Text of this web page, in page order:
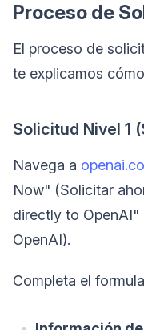
Proceso de
El proceso de
te explicamos
Solicitud Nivel 1
Navega a
Now" (Solicitar
directly to OpenAI"
OpenAI).
Completa el